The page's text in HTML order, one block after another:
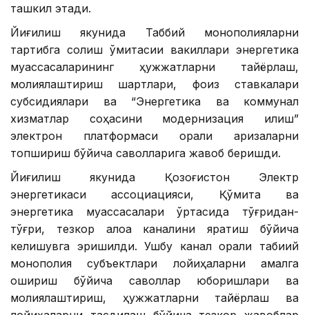
ташкил этади.
Йиғилиш якунида Таббий монополияларни
тартибга солиш қўмитасии вакиллари энергетика
муассасаларининг ҳужжатларни тайёрлаш,
молиялаштириш шартлари, фоиз ставкалари
субсидиялари ва “Энергетика ва коммунал
хизматлар соҳасини модернизация қилиш”
электрон платформаси орқали аризаларни
топшириш бўйича саволларига жавоб беришди.
Йиғилиш якунида Қозоғистон Электр
энергетикаси ассоциацияси, Қўмита ва
энергетика муассасалари ўртасида тўғридан-
тўғри, тезкор алоқа каналини яратиш бўйича
келишувга эришилди. Ушбу канал орқали табиий
монополия субъектлари лойиҳаларни амалга
ошириш бўйича саволлар юборишлари ва
молиялаштириш, ҳужжатларни тайёрлаш ва